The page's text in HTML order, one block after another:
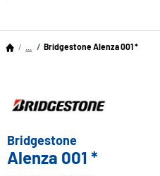
Bridgestone Alenza 001 *
Bridgestone
Alenza 001 *